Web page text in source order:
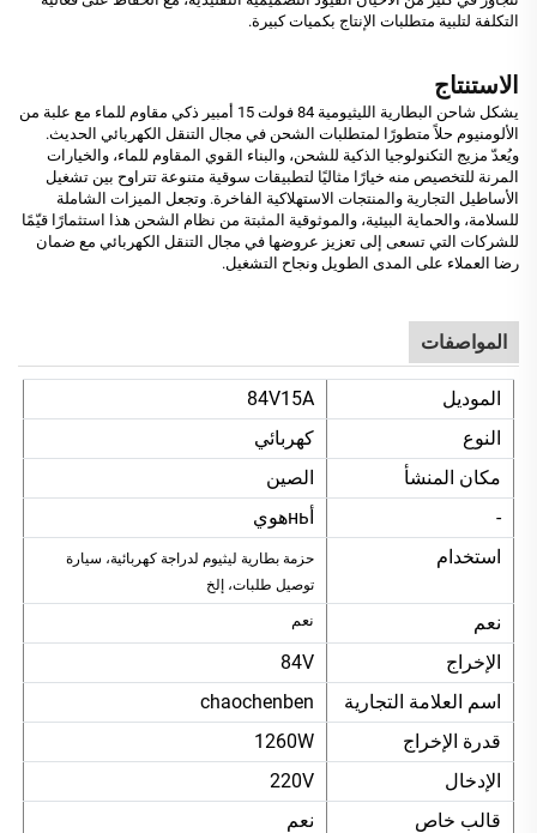
التكلفة لتلبية متطلبات الإنتاج بكميات كبيرة.
الاستنتاج
يشكل شاحن البطارية الليثيومية 84 فولت 15 أمبير ذكي مقاوم للماء مع علبة من
الألومنيوم حلاً متطورًا لمتطلبات الشحن في مجال التنقل الكهربائي الحديث.
ويُعدّ مزيج التكنولوجيا الذكية للشحن، والبناء القوي المقاوم للماء، والخيارات
المرنة للتخصيص منه خيارًا مثاليًا لتطبيقات سوقية متنوعة تتراوح بين تشغيل
الأساطيل التجارية والمنتجات الاستهلاكية الفاخرة. وتجعل الميزات الشاملة
للسلامة، والحماية البيئية، والموثوقية المثبتة من نظام الشحن هذا استثمارًا قيّمًا
للشركات التي تسعى إلى تعزيز عروضها في مجال التنقل الكهربائي مع ضمان
رضا العملاء على المدى الطويل ونجاح التشغيل.
المواصفات
الموديل
84V15A
النوع
كهربائي
مكان المنشأ
الصين
-
أньهوي
استخدام
حزمة بطارية ليثيوم لدراجة كهربائية، سيارة
توصيل طلبات، إلخ
نعم نعم
الإخراج
84V
اسم العلامة التجارية
chaochenben
قدرة الإخراج
1260W
الإدخال
220V
قالب خاص
نعم